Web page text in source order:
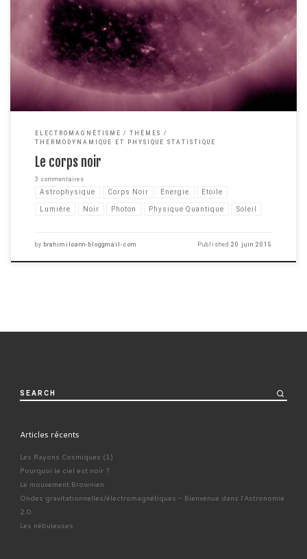
Si je vous demande ce qu'est un corps noir, vous me répondrez peut être
que c'est un objet de couleur noir comme il en existe au quotidien autour
de nous. Et bien c'est un peu plus compliqué que ça, si vous avez quelques
notions de physique, vous le savez probablement. […]
ELECTROMAGNÉTISME
THÈMES
THERMODYNAMIQUE ET PHYSIQUE STATISTIQUE
Le corps noir
3 commentaires
Astrophysique Corps Noir Energie Etoile
Lumière Noir Photon Physique Quantique Soleil
by brahimiloann-bloggmail-com Published20 juin 2015
SEARCH
Articles récents
Les Rayons Cosmiques (1)
Pourquoi le ciel est noir ?
Le mouvement Brownien
Ondes gravitationnelles/électromagnétiques - Bienvenue dans l'Astronomie
2.0
Les nébuleuses